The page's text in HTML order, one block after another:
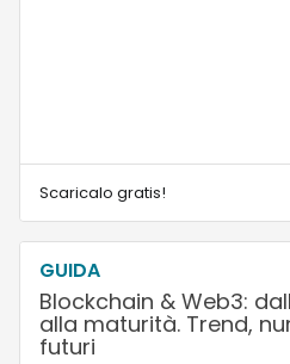
Scaricalo gratis!
GUIDA
Blockchain & Web3:
alla maturità. Trend,
futuri